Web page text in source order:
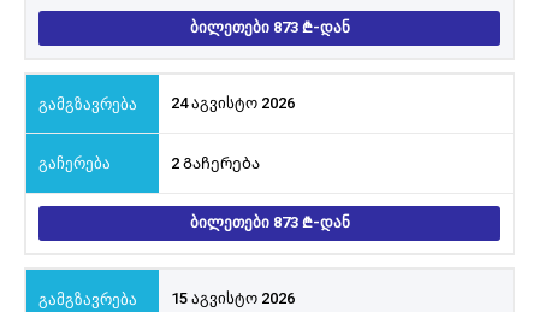
ᲑᲘᲚᲔᲗᲔᲑᲘ 873 -ᲓᲐᲜ
24 აგვისტო 2026
2 Გაჩერება
ᲑᲘᲚᲔᲗᲔᲑᲘ 873 -ᲓᲐᲜ
15 აგვისტო 2026